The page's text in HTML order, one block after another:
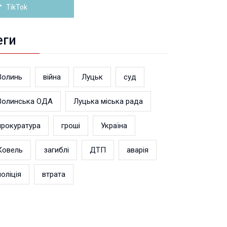
TikTok
війна Луцьк суд
ОДА Луцька міська рада
гроші Україна
загиблі ДТП аварія
втрата